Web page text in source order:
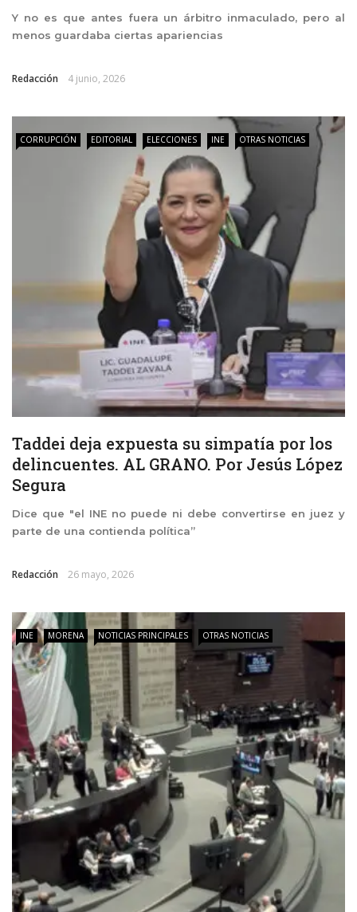
Y no es que antes fuera un árbitro inmaculado, pero al
menos guardaba ciertas apariencias
Redacción 4 junio, 2026
CORRUPCIÓN EDITORIAL ELECCIONES INE OTRAS NOTICIAS
Taddei deja expuesta su simpatía por los
delincuentes. AL GRANO. Por Jesús López
Segura
Dice que "el INE no puede ni debe convertirse en juez y
parte de una contienda política”
Redacción 26 mayo, 2026
INE MORENA NOTICIAS PRINCIPALES OTRAS NOTICIAS